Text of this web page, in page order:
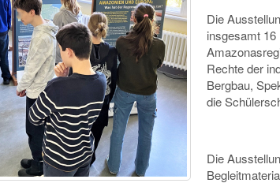
Die
insgesamt 16
Rechte der
Bergbau,
die
Die